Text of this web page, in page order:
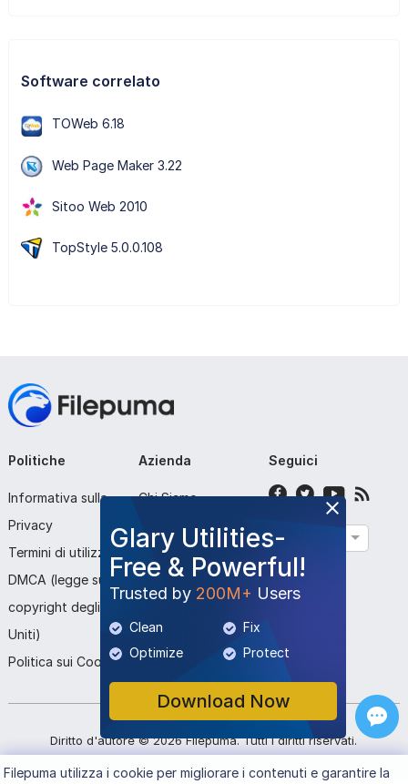
Software correlato
TOWeb 6.18
Web Page Maker 3.22
Sitoo Web 2010
TopStyle 5.0.0.108
Glary Utilities-
Free & Powerful!
Trusted by 200M+ Users
Clean
Fix
Optimize
Protect
Download Now
Politiche
Informativa sulla
Privacy
Termini di utilizzo
DMCA (legge sul
copyright degli Stati
Uniti)
Politica sui Cookie
Azienda
Chi Siamo
Contattaci
Invia Programma
Seguici
Diritto d'autore ©2026 Filepuma. Tutti i diritti riservati.
Filepumautilizza i cookie per migliorare i contenuti e garantire la